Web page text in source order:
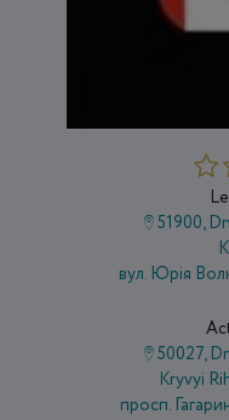
51900,
вул. Юрія
50027,
Kryvyi
просп.